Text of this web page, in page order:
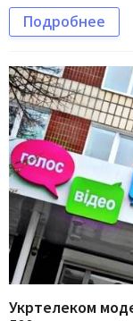
Подробнее
Укртелеком